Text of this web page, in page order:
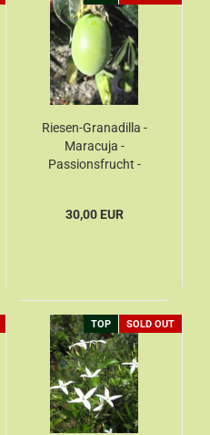
Riesen-Granadilla -
Maracuja -
Passionsfrucht -
Passionsblume
30,00 EUR
TOP SOLD OUT